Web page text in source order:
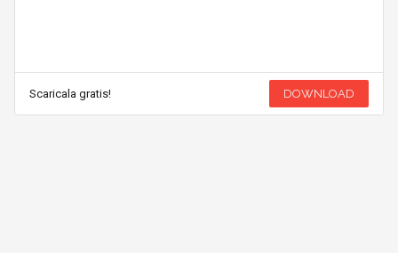
Scaricala gratis! DOWNLOAD